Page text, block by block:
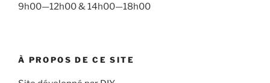
9h00—12h00 & 14h00—18h00
À PROPOS DE CE SITE